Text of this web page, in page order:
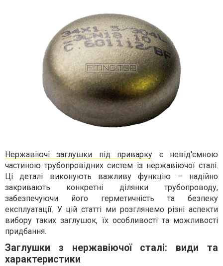
Нержавіючі заглушки під приварку є невід'ємною
частиною трубопровідних систем із нержавіючої сталі.
Ці деталі виконують важливу функцію – надійно
закривають конкретні ділянки трубопроводу,
забезпечуючи його герметичність та безпеку
експлуатації. У цій статті ми розглянемо різні аспекти
вибору таких заглушок, їх особливості та можливості
придбання.
Заглушки з нержавіючої сталі: види та
характеристики